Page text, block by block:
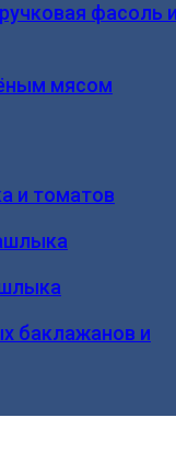
фасоль
мясом
и томатов
баклажанов и